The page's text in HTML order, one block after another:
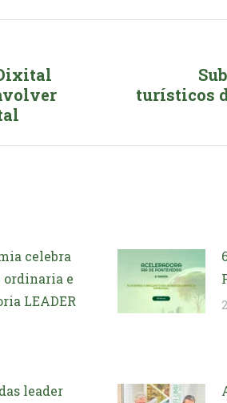
Next
turísticos
celebra
ordinaria e
LEADER
leader